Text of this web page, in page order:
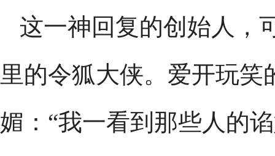
这一神回复的创始人，
里的令狐大侠。爱开玩
媚：“我一看到那些人的